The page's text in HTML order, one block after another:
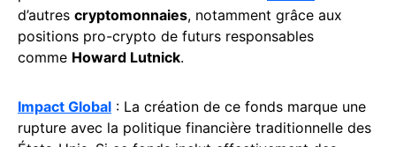
d’autres cryptomonnaies, notamment grâce aux
positions pro-crypto de futurs responsables
comme Howard Lutnick.
Impact Global : La création de ce fonds marque une
rupture avec la politique financière traditionnelle des